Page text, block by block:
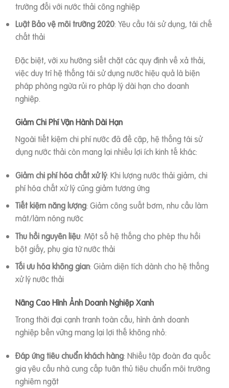
trường đối với nước thải công nghiệp
Luật Bảo vệ môi trường 2020: Yêu cầu tái sử dụng, tái chế
chất thải
Đặc biệt, với xu hướng siết chặt các quy định về xả thải,
việc duy trì hệ thống tái sử dụng nước hiệu quả là biện
pháp phòng ngừa rủi ro pháp lý dài hạn cho doanh
nghiệp.
Giảm Chi Phí Vận Hành Dài Hạn
Ngoài tiết kiệm chi phí nước đã đề cập, hệ thống tái sử
dụng nước thải còn mang lại nhiều lợi ích kinh tế khác:
Giảm chi phí hóa chất xử lý: Khi lượng nước thải giảm, chi
phí hóa chất xử lý cũng giảm tương ứng
Tiết kiệm năng lượng: Giảm công suất bơm, nhu cầu làm
mát/làm nóng nước
Thu hồi nguyên liệu: Một số hệ thống cho phép thu hồi
bột giấy, phụ gia từ nước thải
Tối ưu hóa không gian: Giảm diện tích dành cho hệ thống
xử lý nước thải
Nâng Cao Hình Ảnh Doanh Nghiệp Xanh
Trong thời đại cạnh tranh toàn cầu, hình ảnh doanh
nghiệp bền vững mang lại lợi thế không nhỏ:
Đáp ứng tiêu chuẩn khách hàng: Nhiều tập đoàn đa quốc
gia yêu cầu nhà cung cấp tuân thủ tiêu chuẩn môi trường
nghiêm ngặt